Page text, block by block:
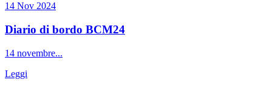
14 Nov 2024
Diario di bordo BCM24
14 novembre...
Leggi